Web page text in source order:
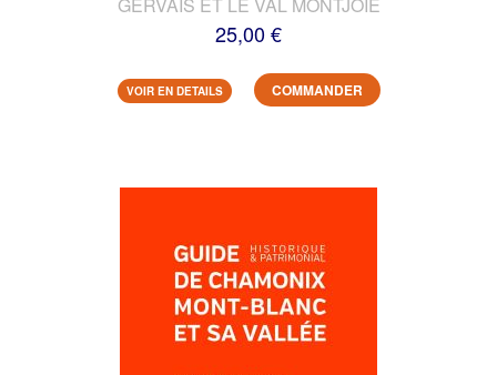
25,00 €
VOIR EN DETAILS COMMANDER